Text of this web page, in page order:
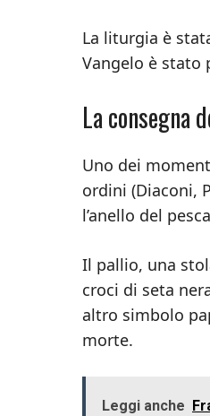
La liturgia è
Vangelo è stato
La consegna
Uno dei
ordini (Diaconi,
l’anello del
Il pallio, una
croci di seta
altro simbolo
morte.
Leggi anche